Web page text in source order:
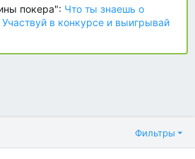
покера": Что ты знаешь о
в конкурсе и выигрывай
Фильтры